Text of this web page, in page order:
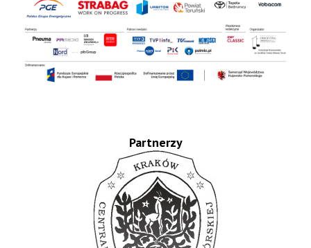
Partnerzy